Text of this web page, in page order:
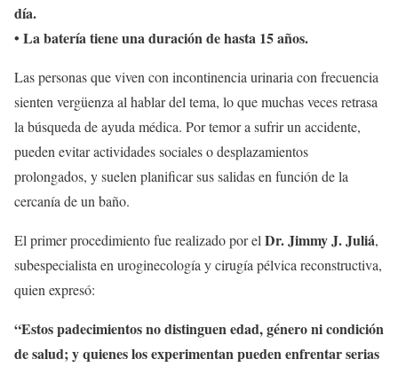
día.
• La batería tiene una duración de hasta 15 años.
Las personas que viven con incontinencia urinaria con frecuencia
sienten vergüenza al hablar del tema, lo que muchas veces retrasa
la búsqueda de ayuda médica. Por temor a sufrir un accidente,
pueden evitar actividades sociales o desplazamientos
prolongados, y suelen planificar sus salidas en función de la
cercanía de un baño.
El primer procedimiento fue realizado por elDr. Jimmy J. Juliá,
subespecialista en uroginecología y cirugía pélvica reconstructiva,
quien expresó:
“Estos padecimientos no distinguen edad, género ni condición
de salud; y quienes los experimentan pueden enfrentar serias